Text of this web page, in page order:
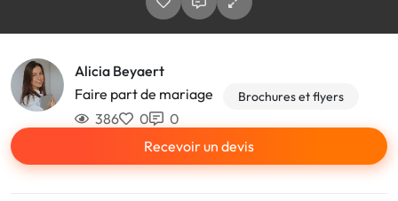
Alicia Beyaert
Faire part de mariage
Brochures et flyers
386 0
0
Recevoir un devis